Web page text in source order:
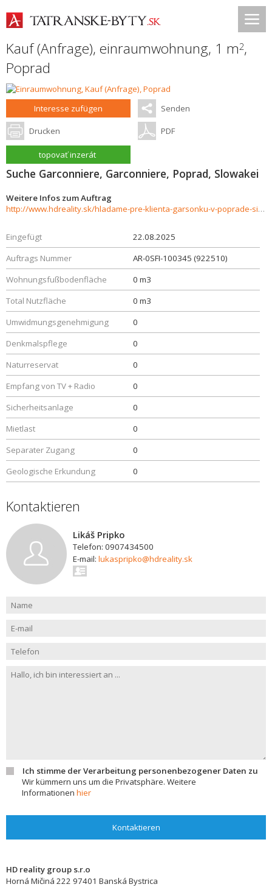
Kauf (Anfrage), einraumwohnung, 1 m2,
Poprad
Interesse zufügen Senden
Drucken PDF
topovať inzerát
Suche Garconniere, Garconniere, Poprad, Slowakei
Weitere Infos zum Auftrag
http://www.hdreality.sk/hladame-pre-klienta-garsonku-v-poprade-sidlisko-juh-926164
Eingefügt
22.08.2025
Auftrags Nummer
AR-0SFI-100345 (922510)
Wohnungsfußbodenfläche
0 m3
Total Nutzfläche
0 m3
Umwidmungsgenehmigung
0
Denkmalspflege
0
Naturreservat
0
Empfang von TV + Radio
0
Sicherheitsanlage
0
Mietlast
0
Separater Zugang
0
Geologische Erkundung
0
Kontaktieren
Likáš Pripko
Telefon: 0907434500
E-mail: lukaspripko@hdreality.sk
Ich stimme der Verarbeitung personenbezogener Daten zu
Wir kümmern uns um die Privatsphäre. Weitere
Informationen hier
Kontaktieren
HD reality group s.r.o
Horná Mičiná 222 97401 Banská Bystrica